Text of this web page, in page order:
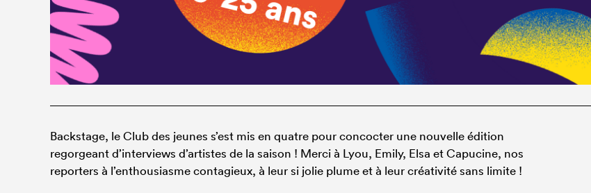
Backstage, le Club des jeunes s’est mis en quatre pour concocter une nouvelle édition
regorgeant d’interviews d’artistes de la saison ! Merci à Lyou, Emily, Elsa et Capucine, nos
reporters à l’enthousiasme contagieux, à leur si jolie plume et à leur créativité sans limite !